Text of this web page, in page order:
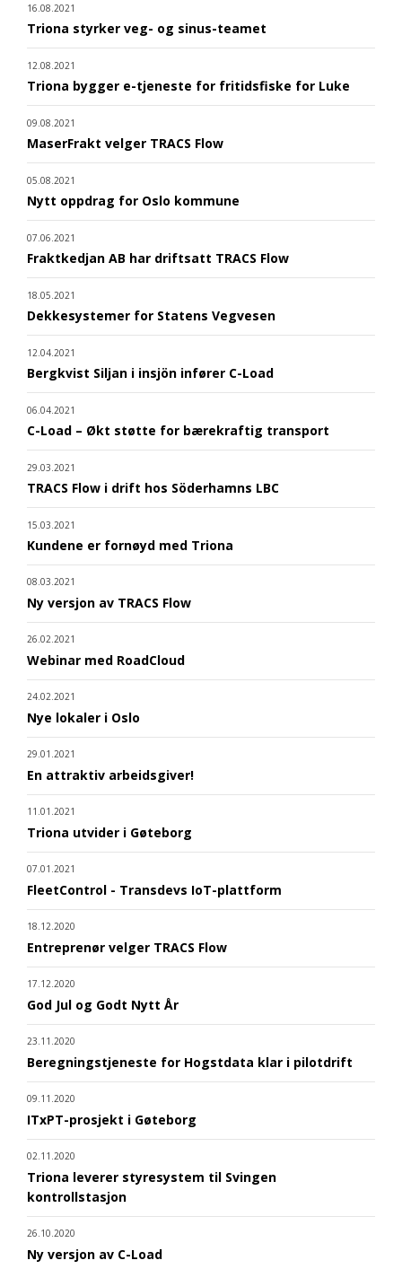
16.08.2021
Triona styrker veg- og sinus-teamet
12.08.2021
Triona bygger e-tjeneste for fritidsfiske for Luke
09.08.2021
MaserFrakt velger TRACS Flow
05.08.2021
Nytt oppdrag for Oslo kommune
07.06.2021
Fraktkedjan AB har driftsatt TRACS Flow
18.05.2021
Dekkesystemer for Statens Vegvesen
12.04.2021
Bergkvist Siljan i insjön infører C-Load
06.04.2021
C-Load – Økt støtte for bærekraftig transport
29.03.2021
TRACS Flow i drift hos Söderhamns LBC
15.03.2021
Kundene er fornøyd med Triona
08.03.2021
Ny versjon av TRACS Flow
26.02.2021
Webinar med RoadCloud
24.02.2021
Nye lokaler i Oslo
29.01.2021
En attraktiv arbeidsgiver!
11.01.2021
Triona utvider i Gøteborg
07.01.2021
FleetControl - Transdevs IoT-plattform
18.12.2020
Entreprenør velger TRACS Flow
17.12.2020
God Jul og Godt Nytt År
23.11.2020
Beregningstjeneste for Hogstdata klar i pilotdrift
09.11.2020
ITxPT-prosjekt i Gøteborg
02.11.2020
Triona leverer styresystem til Svingen
kontrollstasjon
26.10.2020
Ny versjon av C-Load